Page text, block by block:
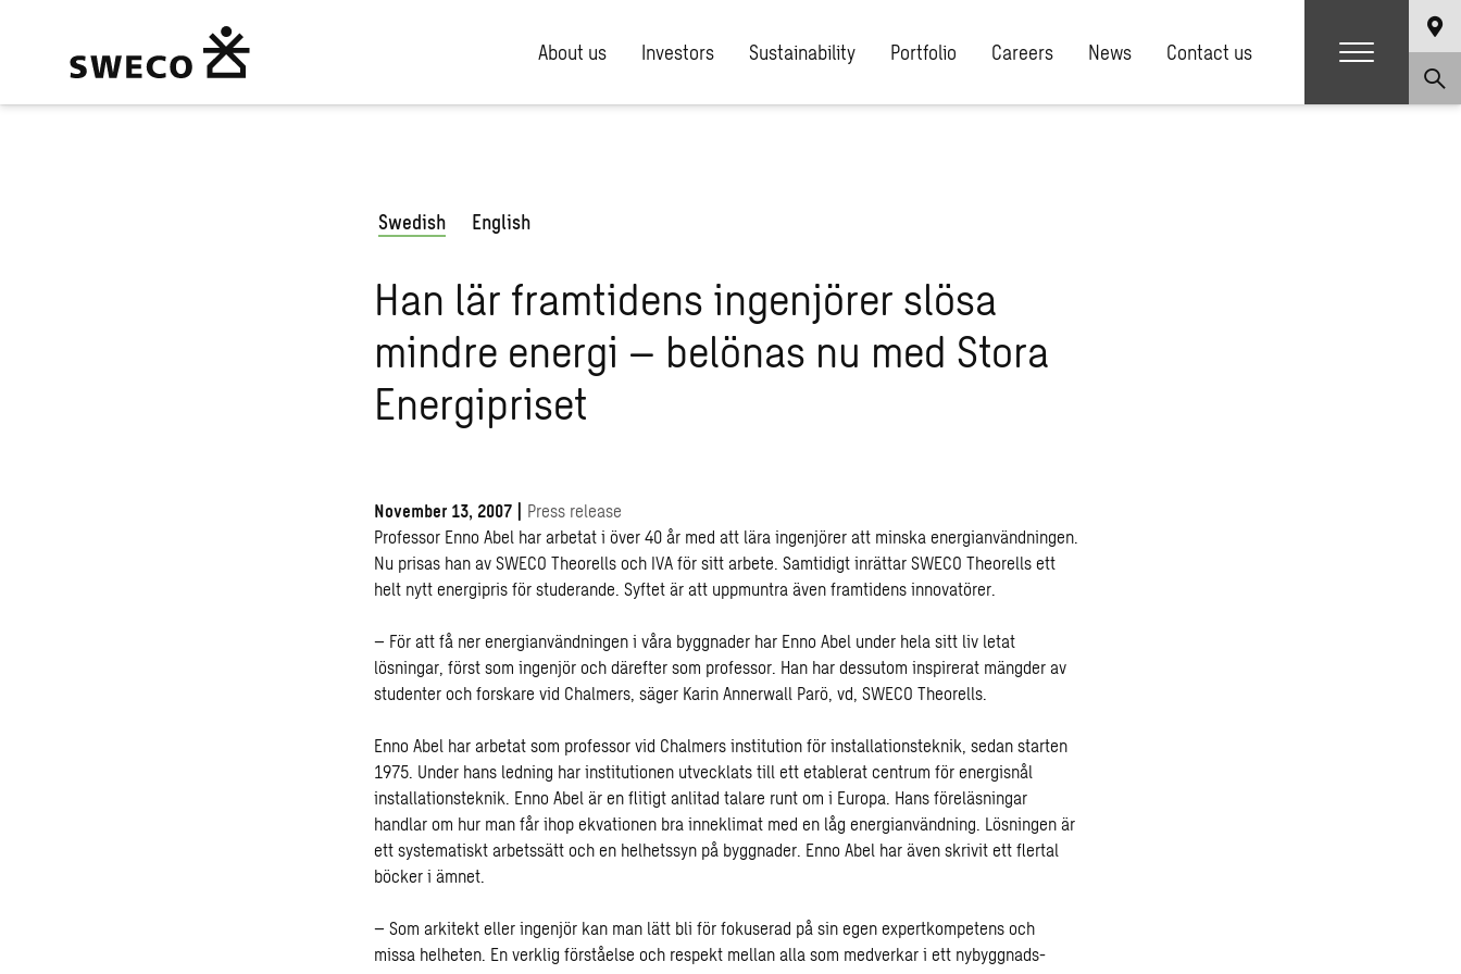
About us Investors Sustainability Portfolio Careers News Contact us
Swedish English
Han lär framtidens ingenjörer slösa
mindre energi – belönas nu med Stora
Energipriset
November 13, 2007 | Press release
Professor Enno Abel har arbetat i över 40 år med att lära ingenjörer att minska energianvändningen.
Nu prisas han av SWECO Theorells och IVA för sitt arbete. Samtidigt inrättar SWECO Theorells ett
helt nytt energipris för studerande. Syftet är att uppmuntra även framtidens innovatörer.
– För att få ner energianvändningen i våra byggnader har Enno Abel under hela sitt liv letat
lösningar, först som ingenjör och därefter som professor. Han har dessutom inspirerat mängder av
studenter och forskare vid Chalmers, säger Karin Annerwall Parö, vd, SWECO Theorells.
Enno Abel har arbetat som professor vid Chalmers institution för installationsteknik, sedan starten
1975. Under hans ledning har institutionen utvecklats till ett etablerat centrum för energisnål
installationsteknik. Enno Abel är en flitigt anlitad talare runt om i Europa. Hans föreläsningar
handlar om hur man får ihop ekvationen bra inneklimat med en låg energianvändning. Lösningen är
ett systematiskt arbetssätt och en helhetssyn på byggnader. Enno Abel har även skrivit ett flertal
böcker i ämnet.
– Som arkitekt eller ingenjör kan man lätt bli för fokuserad på sin egen expertkompetens och
missa helheten. En verklig förståelse och respekt mellan alla som medverkar i ett nybyggnads-